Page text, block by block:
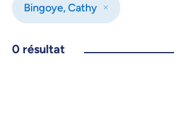
Bingoye, Cathy
0 résultat